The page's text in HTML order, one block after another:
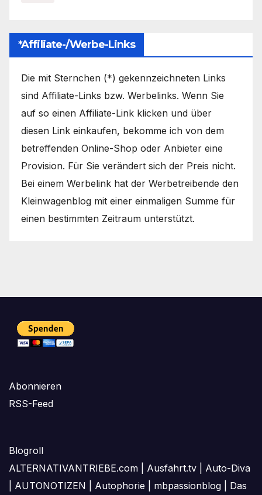
*Affiliate-/Werbe-Links
Die mit Sternchen (*) gekennzeichneten Links
sind Affiliate-Links bzw. Werbelinks. Wenn Sie
auf so einen Affiliate-Link klicken und über
diesen Link einkaufen, bekomme ich von dem
betreffenden Online-Shop oder Anbieter eine
Provision. Für Sie verändert sich der Preis nicht.
Bei einem Werbelink hat der Werbetreibende den
Kleinwagenblog mit einer einmaligen Summe für
einen bestimmten Zeitraum unterstützt.
Abonnieren
RSS-Feed
Blogroll
ALTERNATIVANTRIEBE.com
Ausfahrt.tv
Auto-Diva
AUTONOTIZEN Autophorie mbpassionblog
Das